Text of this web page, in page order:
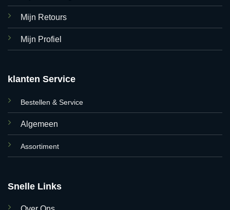
Mijn Retours
Mijn Profiel
klanten Service
Bestellen & Service
Algemeen
Assortiment
Snelle Links